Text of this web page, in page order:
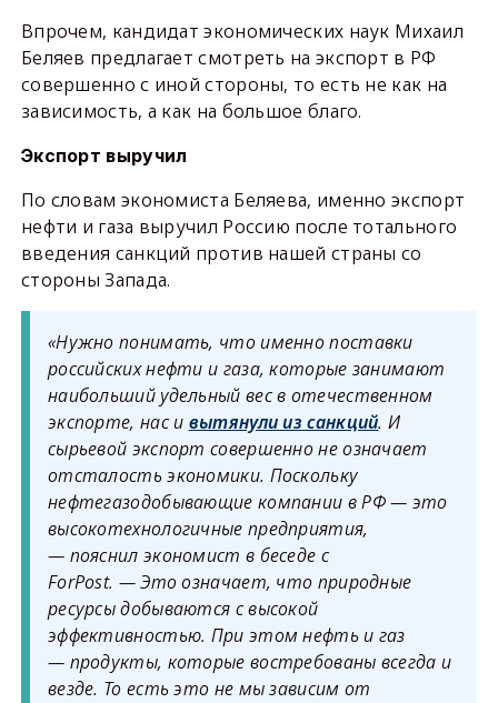
Впрочем, кандидат экономических наук Михаил
Беляев предлагает смотреть на экспорт в РФ
совершенно с иной стороны, то есть не как на
зависимость, а как на большое благо.
Экспорт выручил
По словам экономиста Беляева, именно экспорт
нефти и газа выручил Россию после тотального
введения санкций против нашей страны со
стороны Запада.
«Нужно понимать, что именно поставки
российских нефти и газа, которые занимают
наибольший удельный вес в отечественном
экспорте, нас и вытянули из санкций. И
сырьевой экспорт совершенно не означает
отсталость экономики. Поскольку
нефтегазодобывающие компании в РФ — это
высокотехнологичные предприятия,
— пояснил экономист в беседе с
ForPost. — Это означает, что природные
ресурсы добываются с высокой
эффективностью. При этом нефть и газ
— продукты, которые востребованы всегда и
везде. То есть это не мы зависим от